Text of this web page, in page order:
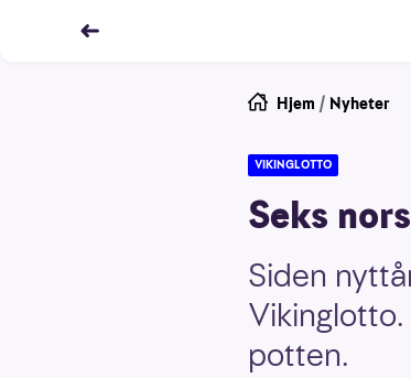
Hjem / Nyheter
VIKINGLOTTO
Seks
Siden
potten.